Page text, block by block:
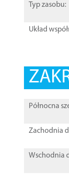
Typ zasobu:
Układ
Północna
Zachodnia
Wschodnia